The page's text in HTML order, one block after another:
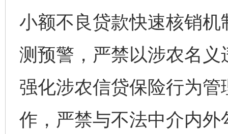
小额不良贷款快速核销
测预警，严禁以涉农名
强化涉农信贷保险行为
作，严禁与不法中介内